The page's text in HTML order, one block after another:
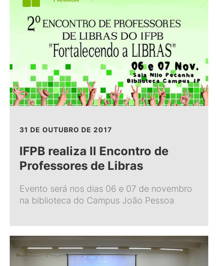
31 DE OUTUBRO DE 2017
IFPB realiza II Encontro de
Professores de Libras
Evento será nos dias 06 e 07 de novembro
na biblioteca do Campus João Pessoa